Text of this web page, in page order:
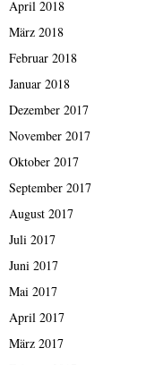
April 2018
März 2018
Februar 2018
Januar 2018
Dezember 2017
November 2017
Oktober 2017
September 2017
August 2017
Juli 2017
Juni 2017
Mai 2017
April 2017
März 2017